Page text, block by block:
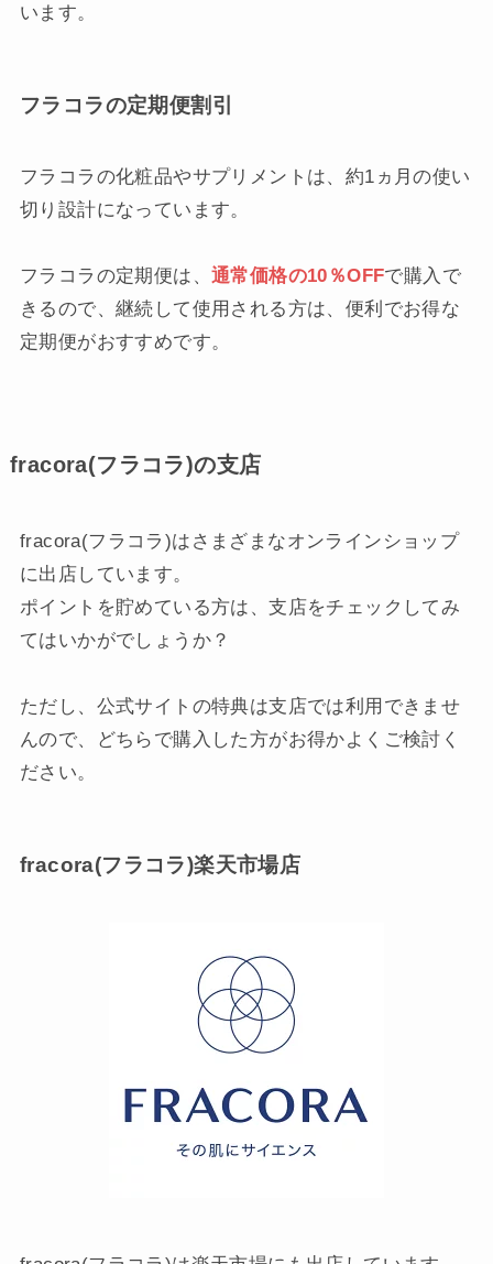
います。
フラコラの定期便割引
フラコラの化粧品やサプリメントは、約1ヵ月の使い
切り設計になっています。
フラコラの定期便は、 通常価格の10％OFFで購入で
きるので、継続して使用される方は、便利でお得な
定期便がおすすめです。
fracora(フラコラ)の支店
fracora(フラコラ)はさまざまなオンラインショップ
に出店しています。
ポイントを貯めている方は、支店をチェックしてみ
てはいかがでしょうか？
ただし、公式サイトの特典は支店では利用できませ
んので、どちらで購入した方がお得かよくご検討く
ださい。
fracora(フラコラ)楽天市場店